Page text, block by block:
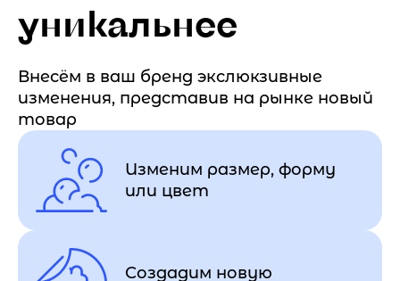
уникальнее
Внесём в ваш бренд экслюкзивные
изменения, представив на рынке новый
товар
Изменим размер, форму
или цвет
Создадим новую